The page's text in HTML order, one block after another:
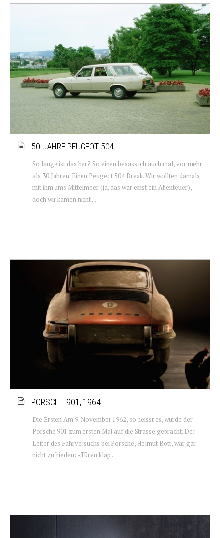
50 JAHRE PEUGEOT 504
So lange ist das her? So einen besass ich auch mal, vor mehr
als 30 Jahren. Einen Peugeot 504 Break. Wir wollten damals
mit ihm ums Mittelmeer (ja, das war einst ein Abenteuer),
doch wir kamen nicht ...
PORSCHE 901, 1964
Die Ersten Am 9. November 1962, so heisst es, wurde der
Porsche 901 zum ersten Mal auf die Strasse gebracht. Der
Leiter des Fahrversuchs bei Porsche, Helmut Bott, war gar
nicht zufrieden: «Türen klap...